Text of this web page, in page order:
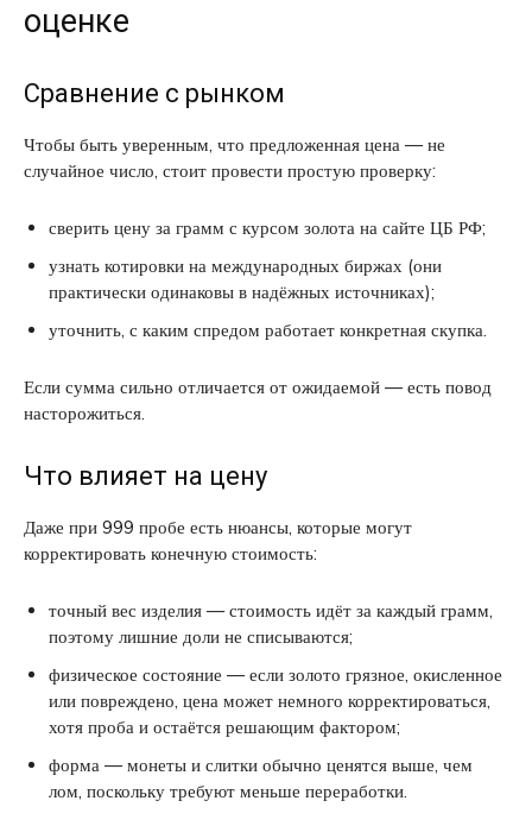
оценке
Сравнение с рынком
Чтобы быть уверенным, что предложенная цена — не
случайное число, стоит провести простую проверку:
сверить цену за грамм с курсом золота на сайте ЦБ РФ;
узнать котировки на международных биржах (они
практически одинаковы в надёжных источниках);
уточнить, с каким спредом работает конкретная скупка.
Если сумма сильно отличается от ожидаемой — есть повод
насторожиться.
Что влияет на цену
Даже при 999 пробе есть нюансы, которые могут
корректировать конечную стоимость:
точный вес изделия — стоимость идёт за каждый грамм,
поэтому лишние доли не списываются;
физическое состояние — если золото грязное, окисленное
или повреждено, цена может немного корректироваться,
хотя проба и остаётся решающим фактором;
форма — монеты и слитки обычно ценятся выше, чем
лом, поскольку требуют меньше переработки.